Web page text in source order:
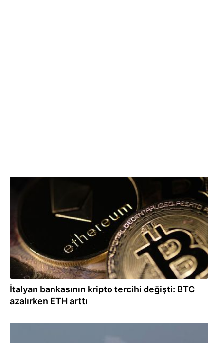
İtalyan bankasının kripto tercihi değişti: BTC
azalırken ETH arttı